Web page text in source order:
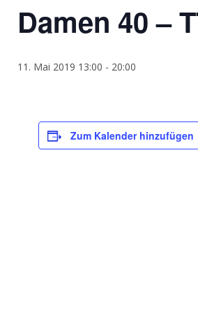
Damen 40 –
11. Mai 2019 13:00 - 20:00
Zum Kalender hinzufügen